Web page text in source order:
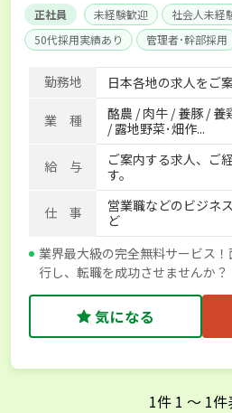
正社員 未経験歓迎 社会人未経
50代採用実績あり
管理者･幹部採用
家賃補助制度あり
食事補助あり
賞与実績あり
年間休日100日以上
独立支援可能
社会保険完備 単
寮･社宅相談可
勤務地 日本各地の求人をご
業 種
酪農 / 肉牛 / 養豚 / 養
/ 露地野菜･畑作...
給 与
ご案内する求人、ご
す。
仕 事
営業職などのビジネ
ど
業界最大級の完全無料サービス
行し、転職を成功させませんか？
気になる
1件 1 〜 1件